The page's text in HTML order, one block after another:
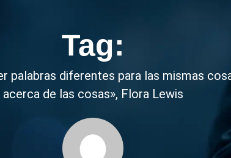
Tag:
palabras diferentes para las mismas
acerca de las cosas», Flora Lewis